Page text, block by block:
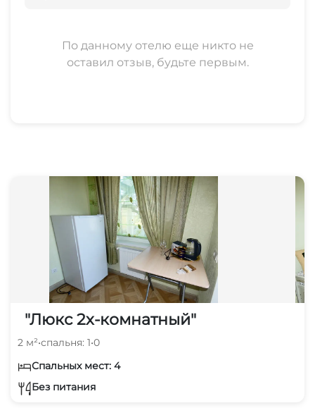
По данному отелю еще никто не
оставил отзыв, будьте первым.
"Люкс 2х-комнатный"
2 м²•спальня: 1•0
Спальных мест: 4
Без питания